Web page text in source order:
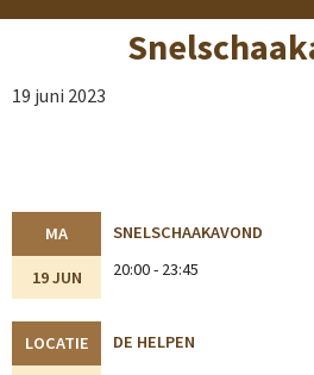
19 juni 2023
MA
19 JUN
SNELSCHAAKAVOND
20:00 - 23:45
LOCATIE DE HELPEN